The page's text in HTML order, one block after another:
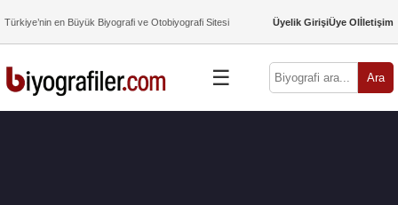
Türkiye’nin en Büyük Biyografi ve Otobiyografi Sitesi Üyelik GirişiÜye Olİletişim
☰ Ara